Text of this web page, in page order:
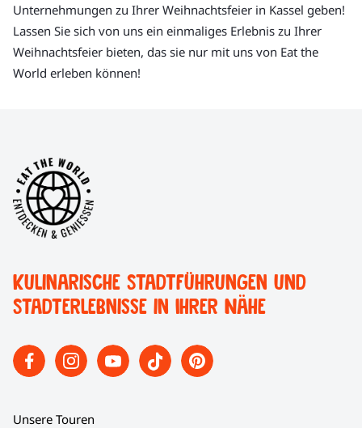
Unternehmungen zu Ihrer Weihnachtsfeier in Kassel geben!
Lassen Sie sich von uns ein einmaliges Erlebnis zu Ihrer
Weihnachtsfeier bieten, das sie nur mit uns von Eat the
World erleben können!
Kulinarische Stadtführungen und
Stadterlebnisse in Ihrer Nähe
Unsere Touren